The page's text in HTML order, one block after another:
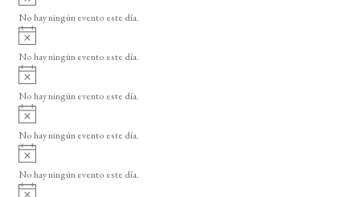
o
v
i
o
No hay ningún evento este día.
A
v
i
o
No hay ningún evento este día.
A
v
i
o
No hay ningún evento este día.
A
v
i
o
No hay ningún evento este día.
A
v
i
No hay ningún evento este día.
A